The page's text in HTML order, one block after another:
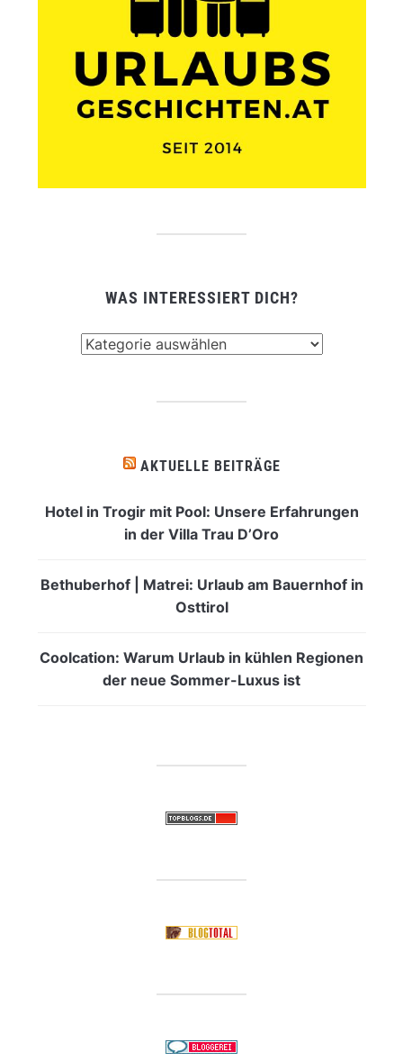
WAS INTERESSIERT DICH?
AKTUELLE BEITRÄGE
Hotel in Trogir mit Pool: Unsere Erfahrungen
in der Villa Trau D’Oro
Bethuberhof | Matrei: Urlaub am Bauernhof in
Osttirol
Coolcation: Warum Urlaub in kühlen Regionen
der neue Sommer-Luxus ist